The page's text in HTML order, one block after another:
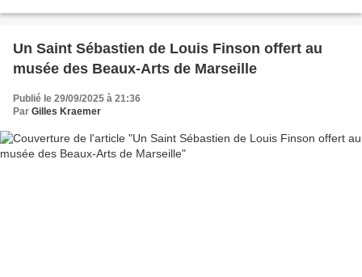
Un Saint Sébastien de Louis Finson offert au
musée des Beaux-Arts de Marseille
Publié le 29/09/2025 à 21:36
Par Gilles Kraemer